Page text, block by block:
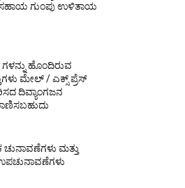
ಗುಂಪು ಉಳಿತಾಯ
ಹೊಂದಿರುವ
ಮೇಲ್ / ಎಕ್ಸ್ ಪ್ರೆಸ್
ದಿವ್ಯಾಂಗಜನ
ಚುನಾವಣೆಗಳು ಮತ್ತು